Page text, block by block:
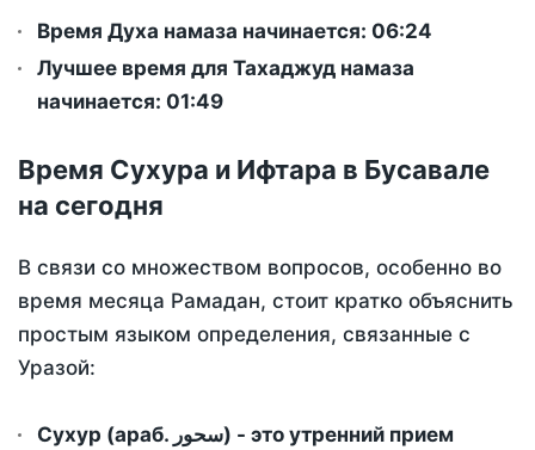
Время Духа намаза начинается: 06:24
Лучшее время для Тахаджуд намаза
начинается: 01:49
Время Сухура и Ифтара в Бусавале
на сегодня
В связи со множеством вопросов, особенно во
время месяца Рамадан, стоит кратко объяснить
простым языком определения, связанные с
Уразой:
Сухур (араб. سحور) - это утренний прием